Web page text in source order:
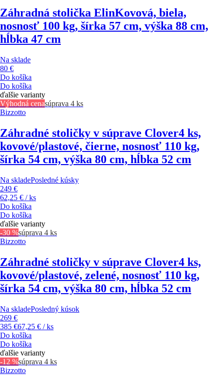
Záhradná stolička ElinKovová, biela,
nosnosť 100 kg, šírka 57 cm, výška 88 cm,
hĺbka 47 cm
Na sklade
80 €
Do košíka
Do košíka
ďalšie varianty
Výhodná cenasúprava 4 ks
Bizzotto
Záhradné stoličky v súprave Clover4 ks,
kovové/plastové, čierne, nosnosť 110 kg,
šírka 54 cm, výška 80 cm, hĺbka 52 cm
Na skladePosledné kúsky
249 €
62,25 € / ks
Do košíka
Do košíka
ďalšie varianty
-30 %súprava 4 ks
Bizzotto
Záhradné stoličky v súprave Clover4 ks,
kovové/plastové, zelené, nosnosť 110 kg,
šírka 54 cm, výška 80 cm, hĺbka 52 cm
Na skladePosledný kúsok
269 €
385 €67,25 € / ks
Do košíka
Do košíka
ďalšie varianty
-12 %súprava 4 ks
Bizzotto